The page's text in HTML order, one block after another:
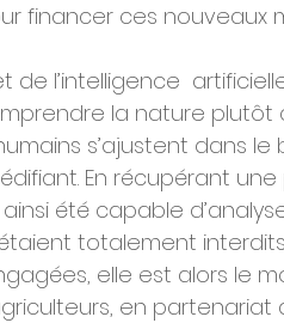
financer ces nouveaux
de l’intelligence
la nature plutôt
s’ajustent dans le
En récupérant
été capable
totalement interdits
elle est alors le
en